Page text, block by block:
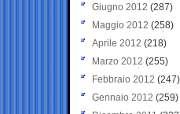
Giugno 2012 (287)
Maggio 2012 (258)
Aprile 2012 (218)
Marzo 2012 (255)
Febbraio 2012 (247)
Gennaio 2012 (259)